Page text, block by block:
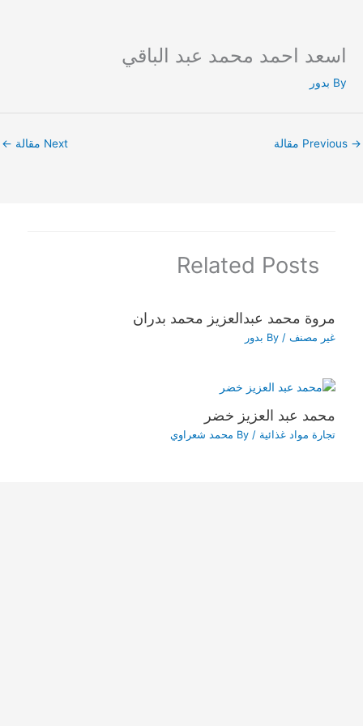
content
اسعد احمد محمد عبد الباقي
By بدور
→ Next مقالة ←
Related Posts
مروة محمد عبدالعزيز محمد بدران
غير مصنف / By بدور
محمد عبد العزيز خضر
تجارة مواد غذائية / By محمد شعراوي